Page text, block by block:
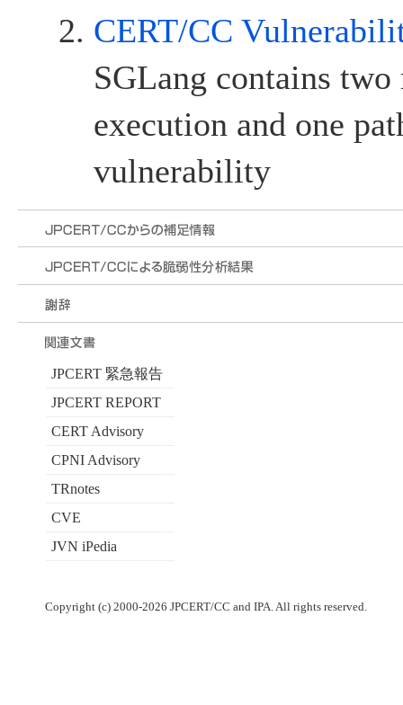
CERT/CC
SGLang contains two
execution and one
vulnerability
JPCERT 緊急報告
JPCERT REPORT
CERT Advisory
CPNI Advisory
TRnotes
CVE
JVN iPedia
Copyright (c) 2000-2026 JPCERT/CC and IPA. All rights reserved.